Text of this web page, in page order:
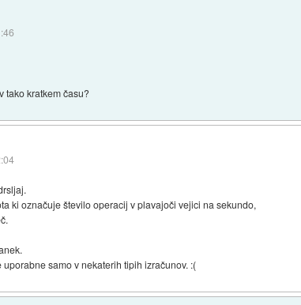
tako kratkem času?
ki označuje število operacij v plavajoči vejici na sekundo,
samo v nekaterih tipih izračunov. :(